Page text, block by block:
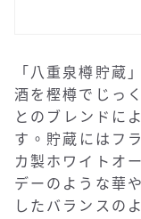
「八重泉樽貯蔵
酒を樫樽でじっ
とのブレンドに
す。貯蔵にはフ
カ製ホワイトオ
デーのような華
したバランスの